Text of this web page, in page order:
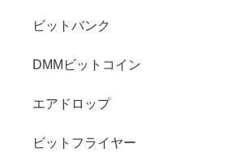
ビットバンク
DMMビットコイン
エアドロップ
ビットフライヤー